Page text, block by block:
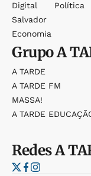
Digital
Salvador
Economia
Política
GrupoA
A TARDE
A TARDE FM
MASSA!
A TARDE
RedesA